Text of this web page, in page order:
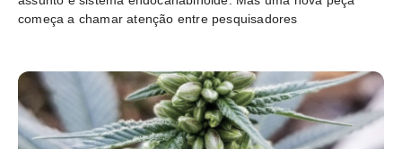
começa a chamar atenção entre pesquisadores